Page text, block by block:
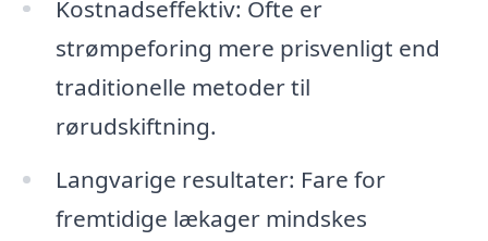
Kostnadseffektiv: Ofte er
strømpeforing mere prisvenligt end
traditionelle metoder til
rørudskiftning.
Langvarige resultater: Fare for
fremtidige lækager mindskes